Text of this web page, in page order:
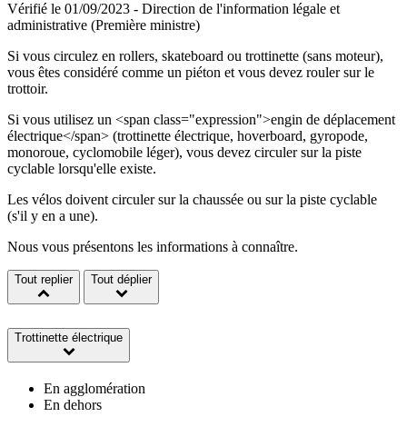
Vérifié le 01/09/2023 - Direction de l'information légale et
administrative (Première ministre)
Si vous circulez en rollers, skateboard ou trottinette (sans moteur),
vous êtes considéré comme un piéton et vous devez rouler sur le
trottoir.
Si vous utilisez un <span class="expression">engin de déplacement
électrique</span> (trottinette électrique, hoverboard, gyropode,
monoroue, cyclomobile léger), vous devez circuler sur la piste
cyclable lorsqu'elle existe.
Les vélos doivent circuler sur la chaussée ou sur la piste cyclable
(s'il y en a une).
Nous vous présentons les informations à connaître.
Tout replier Tout déplier
Trottinette électrique
En agglomération
En dehors